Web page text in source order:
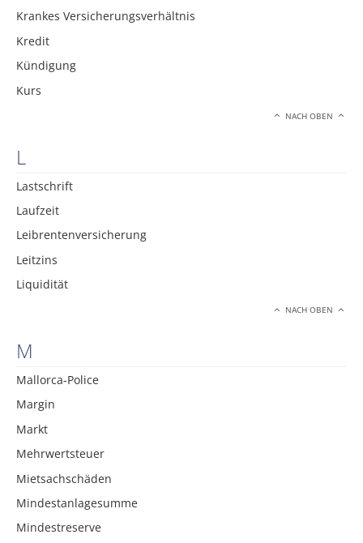
Krankes Versicherungsverhältnis
Kredit
Kündigung
Kurs
NACH OBEN
L
Lastschrift
Laufzeit
Leibrentenversicherung
Leitzins
Liquidität
NACH OBEN
M
Mallorca-Police
Margin
Markt
Mehrwertsteuer
Mietsachschäden
Mindestanlagesumme
Mindestreserve